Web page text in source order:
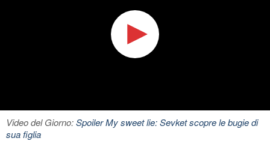
Video del Giorno:Spoiler My sweet lie: Sevket scopre le bugie di
sua figlia